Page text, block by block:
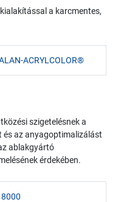
a karcmentes,
ACRYLCOLOR®
szigetelésnek a
az anyagoptimalizálást
ablakgyártó
érdekében.
8000